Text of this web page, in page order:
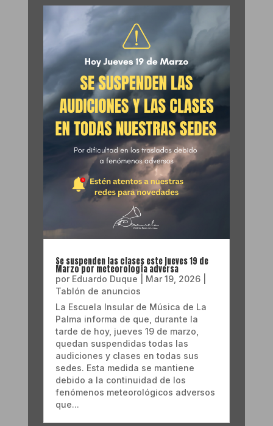
Se suspenden las clases este jueves 19 de
Marzo por meteorología adversa
por Eduardo Duque Mar 19, 2026|
Tablón de anuncios
La Escuela Insular de Música de La
Palma informa de que, durante la
tarde de hoy, jueves 19 de marzo,
quedan suspendidas todas las
audiciones y clases en todas sus
sedes. Esta medida se mantiene
debido a la continuidad de los
fenómenos meteorológicos adversos
que...